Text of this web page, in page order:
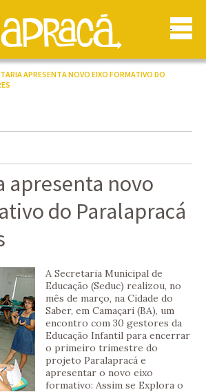
APRESENTA NOVO EIXO FORMATIVO DO
apresenta novo
do Paralapracá
A Secretaria Municipal de
Educação (Seduc) realizou, no
mês de março, na Cidade do
Saber, em Camaçari (BA), um
encontro com 30 gestores da
Educação Infantil para encerrar
o primeiro trimestre do
projeto Paralapracá e
apresentar o novo eixo
formativo: Assim se Explora o